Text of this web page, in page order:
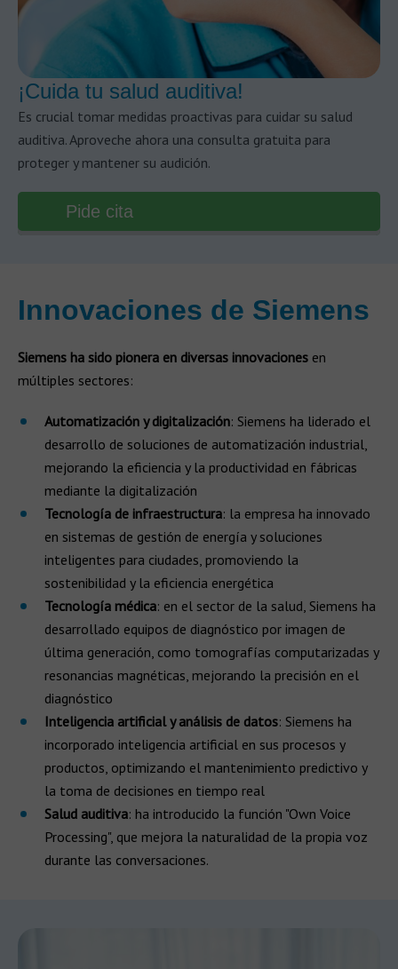
¡Cuida tu salud auditiva!
Es crucial tomar medidas proactivas para cuidar su salud
auditiva. Aproveche ahora una consulta gratuita para
proteger y mantener su audición.
Pide cita
Innovaciones de Siemens
Siemens ha sido pionera en diversas innovaciones en
múltiples sectores:
Automatización y digitalización: Siemens ha liderado el
desarrollo de soluciones de automatización industrial,
mejorando la eficiencia y la productividad en fábricas
mediante la digitalización
Tecnología de infraestructura: la empresa ha innovado
en sistemas de gestión de energía y soluciones
inteligentes para ciudades, promoviendo la
sostenibilidad y la eficiencia energética
Tecnología médica: en el sector de la salud, Siemens ha
desarrollado equipos de diagnóstico por imagen de
última generación, como tomografías computarizadas y
resonancias magnéticas, mejorando la precisión en el
diagnóstico
Inteligencia artificial y análisis de datos: Siemens ha
incorporado inteligencia artificial en sus procesos y
productos, optimizando el mantenimiento predictivo y
la toma de decisiones en tiempo real
Salud auditiva: ha introducido la función "Own Voice
Processing", que mejora la naturalidad de la propia voz
durante las conversaciones.